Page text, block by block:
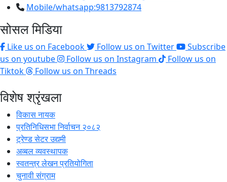
Mobile/whatsapp:9813792874
सोसल मिडिया
Like us on Facebook Follow us on Twitter
Subscribe
us on youtube
Follow us on Instagram
Follow us on
Tiktok
Follow us on Threads
विशेष श्रृंखला
विकास नायक
प्रतिनिधिसभा निर्वाचन २०८२
ट्रेण्ड सेटर उद्यमी
अव्बल व्यवस्थापक
स्वतन्त्र लेखन प्रतियोगिता
चुनावी संग्राम